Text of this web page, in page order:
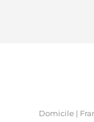
Domicile |